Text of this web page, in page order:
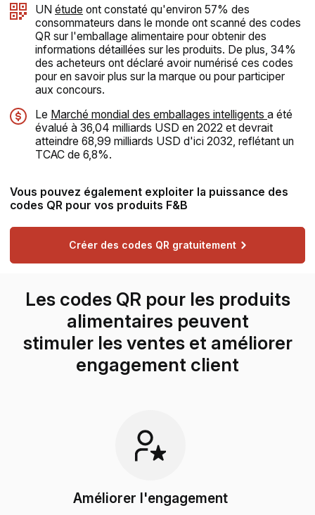
UN étude ont constaté qu'environ 57% des
consommateurs dans le monde ont scanné des codes
QR sur l'emballage alimentaire pour obtenir des
informations détaillées sur les produits. De plus, 34%
des acheteurs ont déclaré avoir numérisé ces codes
pour en savoir plus sur la marque ou pour participer
aux concours.
Le Marché mondial des emballages intelligents a été
évalué à 36,04 milliards USD en 2022 et devrait
atteindre 68,99 milliards USD d'ici 2032, reflétant un
TCAC de 6,8%.
Vous pouvez également exploiter la puissance des
codes QR pour vos produits F&B
Créer des codes QR gratuitement
Les codes QR pour les produits
alimentaires peuvent
stimuler les ventes et améliorer
engagement client
Améliorer l'engagement